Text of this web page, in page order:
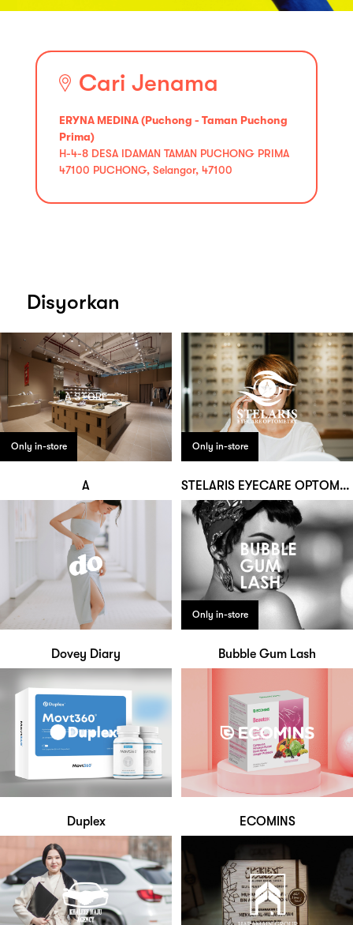
Cari Jenama
ERYNA MEDINA (Puchong - Taman Puchong
Prima)
H-4-8 DESA IDAMAN TAMAN PUCHONG PRIMA
47100 PUCHONG, Selangor, 47100
Disyorkan
Only in-store
A
Only in-store
STELARIS EYECARE OPTOMETRY
Dovey Diary
Only in-store
Bubble Gum Lash
Duplex ECOMINS